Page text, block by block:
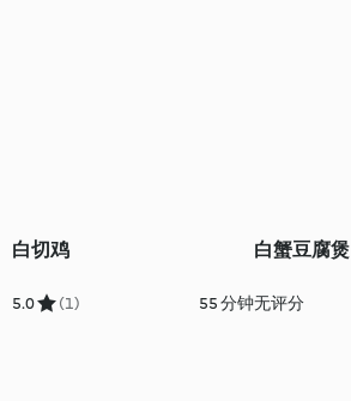
白切鸡
5.0 (1) 55 分钟
白蟹豆腐煲
无评分